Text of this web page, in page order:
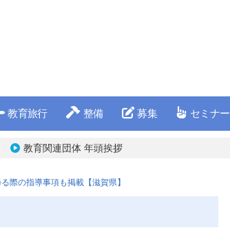
教育旅行 整備 募集 セミナー
教育関連団体 年頭挨拶
際の指導事項も掲載【滋賀県】